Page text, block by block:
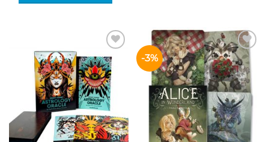
Adicionar
aos meus
desejos
-3%
Adicionar
aos meus
desejos